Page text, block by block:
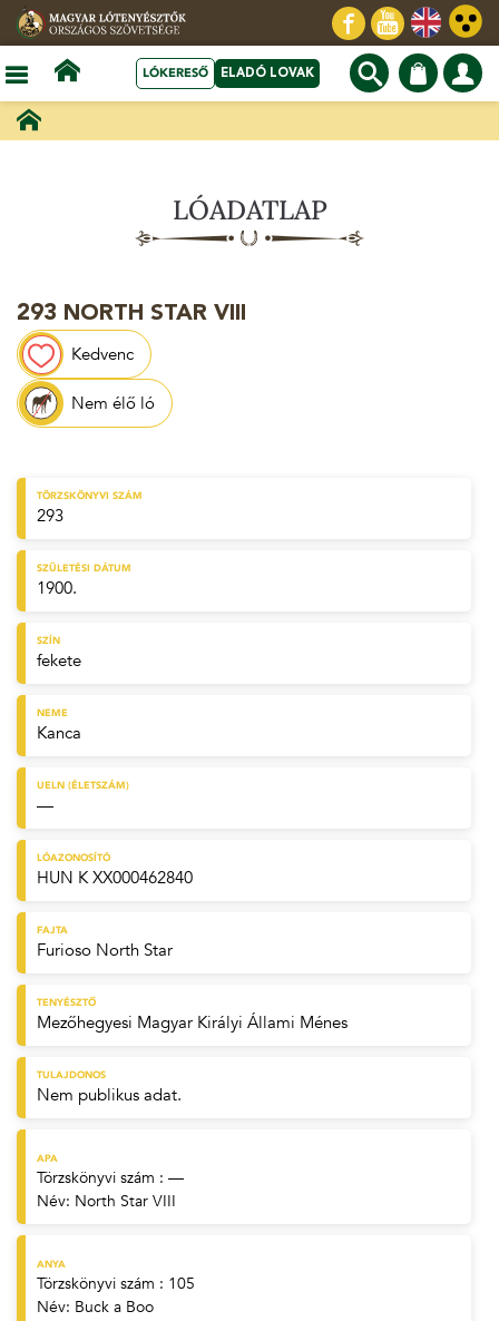
LÓKERESŐ ELADÓ LOVAK
LÓADATLAP
293 NORTH STAR VIII
Kedvenc
Nem élő ló
TÖRZSKÖNYVI SZÁM
293
SZÜLETÉSI DÁTUM
1900.
SZÍN
fekete
NEME
Kanca
UELN (ÉLETSZÁM)
—
LÓAZONOSÍTÓ
HUN K XX000462840
FAJTA
Furioso North Star
TENYÉSZTŐ
Mezőhegyesi Magyar Királyi Állami Ménes
TULAJDONOS
Nem publikus adat.
APA
Törzskönyvi szám : —
Név: North Star VIII
ANYA
Törzskönyvi szám : 105
Név: Buck a Boo